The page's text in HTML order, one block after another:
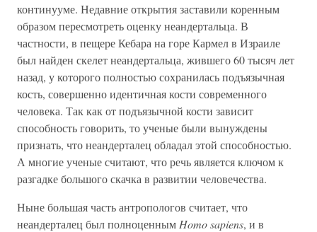
континууме. Недавние открытия заставили коренным
образом пересмотреть оценку неандертальца. В
частности, в пещере Кебара на горе Кармел в Израиле
был найден скелет неандертальца, жившего 60 тысяч лет
назад, у которого полностью сохранилась подъязычная
кость, совершенно идентичная кости современного
человека. Так как от подъязычной кости зависит
способность говорить, то ученые были вынуждены
признать, что неандерталец обладал этой способностью.
А многие ученые считают, что речь является ключом к
разгадке большого скачка в развитии человечества.
Ныне большая часть антропологов считает, что
неандерталец был полноценным Homo sapiens, и в